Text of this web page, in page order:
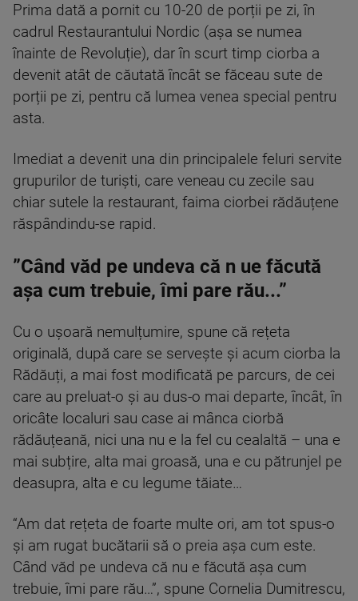
Prima dată a pornit cu 10-20 de porții pe zi, în
cadrul Restaurantului Nordic (așa se numea
înainte de Revoluție), dar în scurt timp ciorba a
devenit atât de căutată încât se făceau sute de
porții pe zi, pentru că lumea venea special pentru
asta.
Imediat a devenit una din principalele feluri servite
grupurilor de turiști, care veneau cu zecile sau
chiar sutele la restaurant, faima ciorbei rădăuțene
răspândindu-se rapid.
”Când văd pe undeva că n ue făcută
așa cum trebuie, îmi pare rău...”
Cu o ușoară nemulțumire, spune că rețeta
originală, după care se servește și acum ciorba la
Rădăuți, a mai fost modificată pe parcurs, de cei
care au preluat-o și au dus-o mai departe, încât, în
oricâte localuri sau case ai mânca ciorbă
rădăuțeană, nici una nu e la fel cu cealaltă – una e
mai subțire, alta mai groasă, una e cu pătrunjel pe
deasupra, alta e cu legume tăiate…
“Am dat rețeta de foarte multe ori, am tot spus-o
și am rugat bucătarii să o preia așa cum este.
Când văd pe undeva că nu e făcută așa cum
trebuie, îmi pare rău…”, spune Cornelia Dumitrescu,